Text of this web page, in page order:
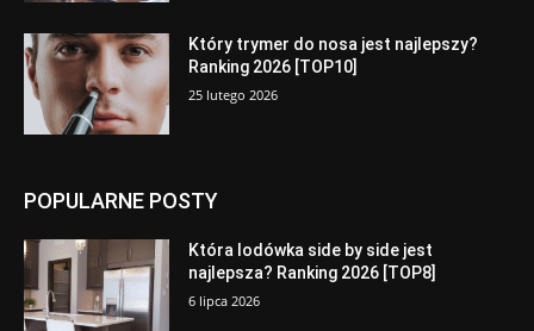
Który trymer do nosa jest najlepszy?
Ranking 2026 [TOP10]
25 lutego 2026
POPULARNE POSTY
Która lodówka side by side jest
najlepsza? Ranking 2026 [TOP8]
6 lipca 2026